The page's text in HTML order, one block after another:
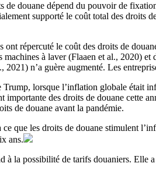
douane dépend du pouvoir de
supporté le coût total des droits
ont répercuté le coût des droits de
à laver (Flaaen et al., 2020)
n’a guère augmenté. Les
lorsque l’inflation globale était
des droits de douane cette
de douane avant la pandémie.
ce que les droits de douane stimulent
ans.
à la possibilité de tarifs douaniers. Elle